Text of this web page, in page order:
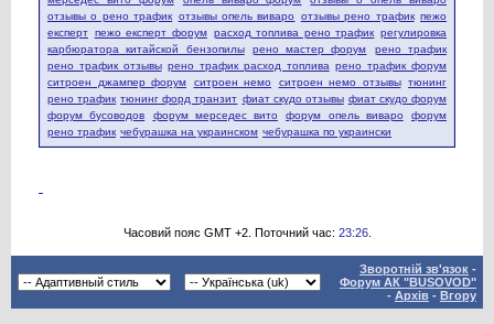
отзывы о рено трафик отзывы опель виваро отзывы рено трафик пежо
експерт пежо експерт форум расход топлива рено трафик регулировка
карбюратора китайской бензопилы
рено мастер форум
рено трафик
рено трафик отзывы рено трафик расход топлива рено трафик форум
ситроен джампер форум
ситроен немо ситроен немо отзывы тюнинг
рено трафик тюнинг форд транзит фиат скудо отзывы фиат скудо форум
форум бусоводов
форум мерседес вито форум опель виваро
форум
рено трафик чебурашка на украинском чебурашка по украински
Часовий пояс GMT +2. Поточний час: 23:26.
Зворотній зв'язок -
Форум АК "BUSOVOD"
- Архів - Вгору